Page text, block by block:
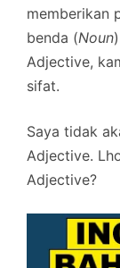
memberikan
benda (Noun
Adjective,
sifat.
Saya tidak
Adjective.
Adjective?